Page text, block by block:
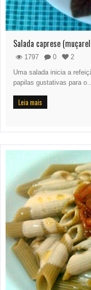
Salada caprese
1797 0
2
Uma salada inicia a
papilas gustativas para o…
Leia mais